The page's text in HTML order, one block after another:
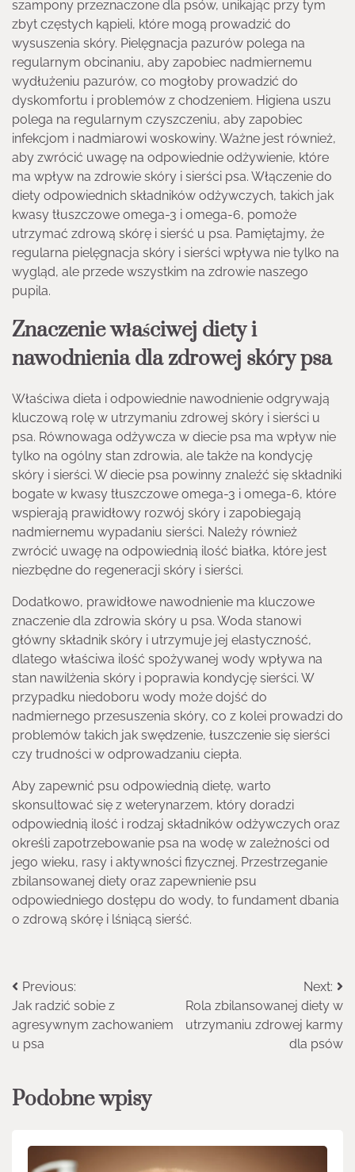
szampony przeznaczone dla psów, unikając przy tym
zbyt częstych kąpieli, które mogą prowadzić do
wysuszenia skóry. Pielęgnacja pazurów polega na
regularnym obcinaniu, aby zapobiec nadmiernemu
wydłużeniu pazurów, co mogłoby prowadzić do
dyskomfortu i problemów z chodzeniem. Higiena uszu
polega na regularnym czyszczeniu, aby zapobiec
infekcjom i nadmiarowi woskowiny. Ważne jest również,
aby zwrócić uwagę na odpowiednie odżywienie, które
ma wpływ na zdrowie skóry i sierści psa. Włączenie do
diety odpowiednich składników odżywczych, takich jak
kwasy tłuszczowe omega-3 i omega-6, pomoże
utrzymać zdrową skórę i sierść u psa. Pamiętajmy, że
regularna pielęgnacja skóry i sierści wpływa nie tylko na
wygląd, ale przede wszystkim na zdrowie naszego
pupila.
Znaczenie właściwej diety i
nawodnienia dla zdrowej skóry psa
Właściwa dieta i odpowiednie nawodnienie odgrywają
kluczową rolę w utrzymaniu zdrowej skóry i sierści u
psa. Równowaga odżywcza w diecie psa ma wpływ nie
tylko na ogólny stan zdrowia, ale także na kondycję
skóry i sierści. W diecie psa powinny znaleźć się składniki
bogate w kwasy tłuszczowe omega-3 i omega-6, które
wspierają prawidłowy rozwój skóry i zapobiegają
nadmiernemu wypadaniu sierści. Należy również
zwrócić uwagę na odpowiednią ilość białka, które jest
niezbędne do regeneracji skóry i sierści.
Dodatkowo, prawidłowe nawodnienie ma kluczowe
znaczenie dla zdrowia skóry u psa. Woda stanowi
główny składnik skóry i utrzymuje jej elastyczność,
dlatego właściwa ilość spożywanej wody wpływa na
stan nawilżenia skóry i poprawia kondycję sierści. W
przypadku niedoboru wody może dojść do
nadmiernego przesuszenia skóry, co z kolei prowadzi do
problemów takich jak swędzenie, łuszczenie się sierści
czy trudności w odprowadzaniu ciepła.
Aby zapewnić psu odpowiednią dietę, warto
skonsultować się z weterynarzem, który doradzi
odpowiednią ilość i rodzaj składników odżywczych oraz
określi zapotrzebowanie psa na wodę w zależności od
jego wieku, rasy i aktywności fizycznej. Przestrzeganie
zbilansowanej diety oraz zapewnienie psu
odpowiedniego dostępu do wody, to fundament dbania
o zdrową skórę i lśniącą sierść.
Nawigacja
wpisu
Previous:
Jak radzić sobie z
agresywnym zachowaniem
u psa
Next:
Rola zbilansowanej diety w
utrzymaniu zdrowej karmy
dla psów
Podobne wpisy